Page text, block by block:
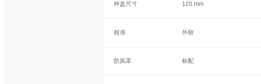
秤盘尺寸 120 mm
校准 外校
防风罩 标配